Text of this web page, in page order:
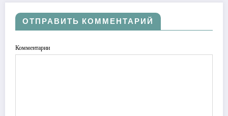
ОТПРАВИТЬ КОММЕНТАРИЙ
Комментарии